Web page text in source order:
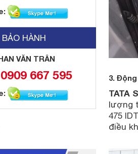
BẢO HÀNH
VĂN TRÂN
0909 667 595 3.
TATA
lượng
475
điều